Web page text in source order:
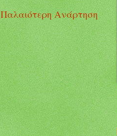
Παλαιότερη Ανάρτηση